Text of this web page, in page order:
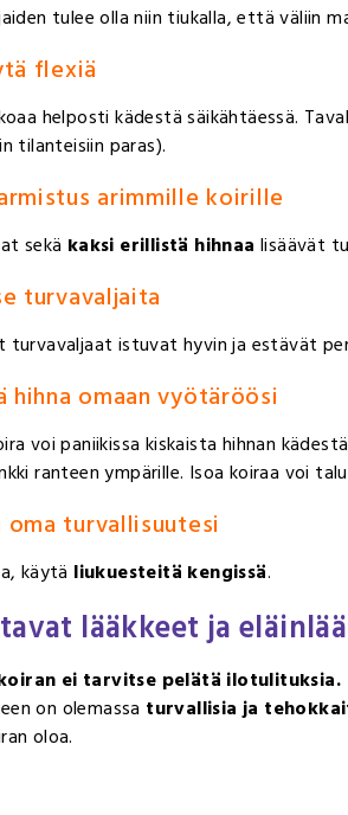
tulee olla niin tiukalla, että väliin
flexiä
helposti kädestä säikähtäessä.
tilanteisiin paras).
arimmille koirille
sekä kaksi erillistä hihnaa lisäävät
turvavaljaita
turvavaljaat istuvat hyvin ja estävät
hihna omaan vyötäröösi
voi paniikissa kiskaista hihnan
ranteen ympärille. Isoa koiraa voi
oma turvallisuutesi
käytä liukuesteitä kengissä.
lääkkeet ja
ei tarvitse pelätä ilotulituksia.
on olemassa turvallisia ja
oloa.